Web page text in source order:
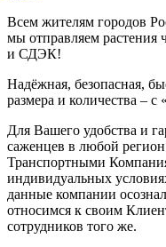
Всем жителям городов
мы отправляем
и СДЭК!
Надёжная, безопасная,
размера и количества – с
Для Вашего удобства и
саженцев в любой
Транспортными
индивидуальных
данные компании
относимся к своим
сотрудников того же.